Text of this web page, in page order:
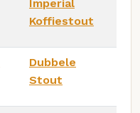
Imperial
Koffiestout
Dubbele
Stout